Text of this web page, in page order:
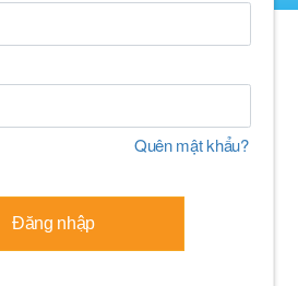
Quên mật khẩu?
Đăng nhập